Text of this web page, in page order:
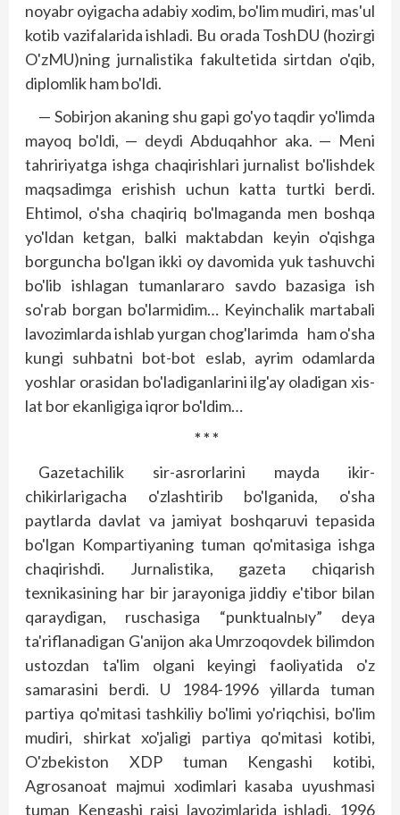
noyabr oyigacha adabiy xodim, bo'lim mudiri, mas'ul
kotib vazifalarida ishladi. Bu orada ToshDU (hozirgi
O'zMU)ning jurnalistika fakultetida sirtdan o'qib,
diplomlik ham bo'ldi.
— Sobirjon akaning shu gapi go'yo taqdir yo'limda
mayoq bo'ldi, — deydi Abduqahhor aka. — Meni
tahririyatga ishga chaqirishlari jurnalist bo'lishdek
maqsadimga erishish uchun katta turtki berdi.
Ehtimol, o'sha chaqiriq bo'lmaganda men boshqa
yo'ldan ketgan, balki maktabdan keyin o'qishga
borguncha bo'lgan ikki oy davomida yuk tashuvchi
bo'lib ishlagan tumanlararo savdo bazasiga ish
so'rab borgan bo'larmidim… Keyinchalik martabali
lavozimlarda ishlab yurgan chog'larimda ham o'sha
kungi suhbatni bot-bot eslab, ayrim odamlarda
yoshlar orasidan bo'ladiganlarini ilg'ay oladigan xis­
lat bor ekanligiga iqror bo'ldim…
* * *
Gazetachilik sir-asrorlarini mayda ikir-
chikirlarigacha o'zlashtirib bo'lganida, o'sha
paytlarda davlat va jamiyat boshqaruvi tepasida
bo'lgan Kompartiyaning tuman qo'mitasiga ishga
chaqirishdi. Jurnalistika, gazeta chiqarish
texnikasining har bir jarayoniga jiddiy e'tibor bilan
qaraydigan, ruschasiga “punktualnыy” deya
ta'riflanadigan G'anijon aka Umrzoqovdek bilimdon
ustozdan ta'lim olgani keyingi faoliyatida o'z
samarasini berdi. U 1984-1996 yillarda tuman
partiya qo'mitasi tashkiliy bo'limi yo'riqchisi, bo'lim
mudiri, shirkat xo'jaligi partiya qo'mitasi kotibi,
O'zbekiston XDP tuman Kengashi kotibi,
Agrosanoat majmui xodimlari kasaba uyushmasi
tuman Kengashi rai­­si lavozimlarida ishladi. 1996